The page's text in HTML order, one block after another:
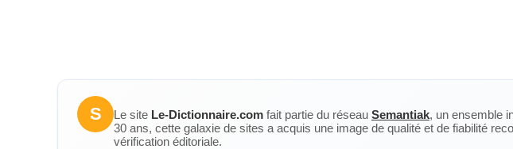
S Le site Le-Dictionnaire.com fait partie du réseau Semantiak, un ensemble
30 ans, cette galaxie de sites a acquis une image de qualité et de fiabilité
vérification éditoriale.